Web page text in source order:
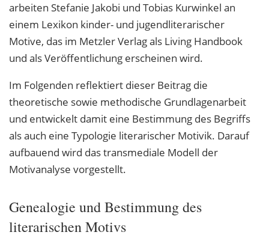
arbeiten Stefanie Jakobi und Tobias Kurwinkel an
einem Lexikon kinder- und jugendliterarischer
Motive, das im Metzler Verlag als Living Handbook
und als Veröffentlichung erscheinen wird.
Im Folgenden reflektiert dieser Beitrag die
theoretische sowie methodische Grundlagenarbeit
und entwickelt damit eine Bestimmung des Begriffs
als auch eine Typologie literarischer Motivik. Darauf
aufbauend wird das transmediale Modell der
Motivanalyse vorgestellt.
Genealogie und Bestimmung des
literarischen Motivs